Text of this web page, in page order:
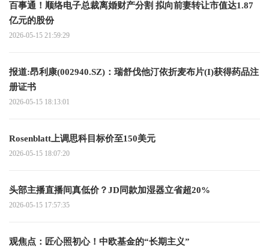
百事通！顺络电子总裁离婚财产分割 拟向前妻转让市值达1.87
亿元的股份
2026-05-15 21:59:29
报道:昂利康(002940.SZ)：瑞舒伐他汀依折麦布片(I)获得药品注
册证书
2026-05-15 18:13:01
Rosenblatt上调思科目标价至150美元
2026-05-15 18:07:20
头部主播直播间真低价？JD同款加湿器立省超20%
2026-05-15 17:57:35
观焦点：匠心照初心！中欧基金的“长期主义”